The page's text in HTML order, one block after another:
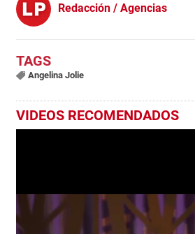
Redacción / Agencias
Angelina Jolie
VIDEOS RECOMENDADOS